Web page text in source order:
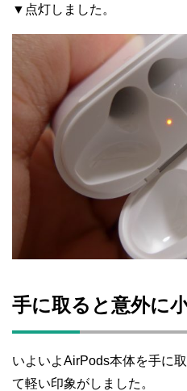
▼点灯しました。
手に取ると意外に
いよいよAirPods本体を手に
て軽い印象がしました。